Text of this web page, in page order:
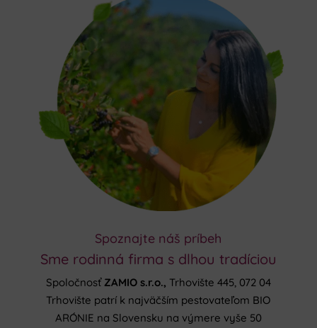
Spoznajte náš príbeh
Sme rodinná firma s dlhou tradíciou
Spoločnosť ZAMIO s.r.o., Trhovište 445, 072 04
Trhovište patrí k najväčším pestovateľom BIO
ARÓNIE na Slovensku na výmere vyše 50